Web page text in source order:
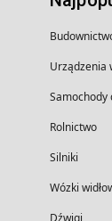
Urządzenia
Samochody
Rolnictwo
Silniki
Wózki
Dźwigi